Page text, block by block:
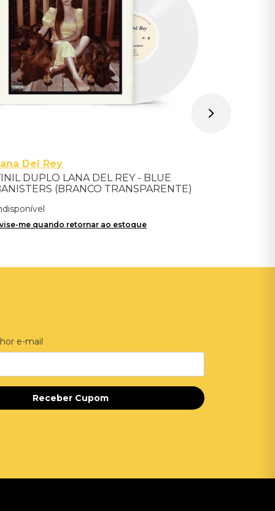
Del Rey
DUPLO LANA DEL REY - BLUE
(BRANCO TRANSPARENTE)
me quando retornar ao estoque
e-mail
Receber Cupom